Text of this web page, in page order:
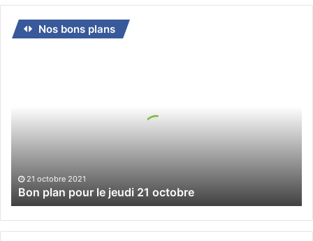
Nos bons plans
21 octobre 2021
Bon plan pour le jeudi 21 octobre